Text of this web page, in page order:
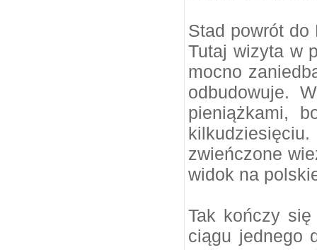
Stad powrót do
Tutaj wizyta w
mocno
odbudowuje.
pieniążkami,
zwieńczone
widok na
Tak kończy
ciągu jednego